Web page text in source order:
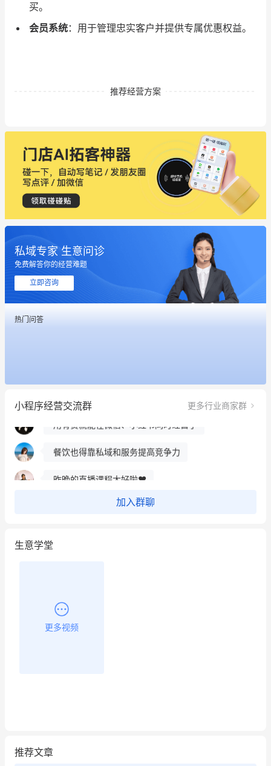
买。
会员系统：用于管理忠实客户并提供专属优惠权益。
推荐经营方案
私域专家 生意问诊
免费解答你的经营难题
立即咨询
热门问答
小程序经营交流群 更多行业商家群
这个营销策划案例推荐大家看一下
用有赞就能在微信、小红书同时经营了
餐饮也得靠私域和服务提高竞争力
这个营销策划案例推荐大家看一下
用有赞就能在微信、小红书同时经营了
加入群聊
生意学堂
更多视频
推荐文章